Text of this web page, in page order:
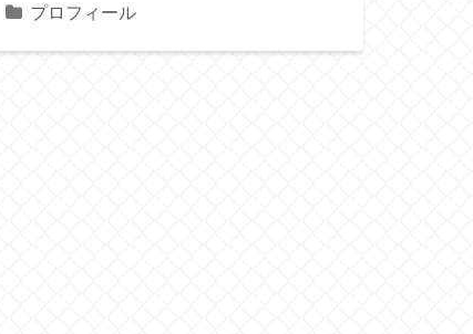
プロフィール